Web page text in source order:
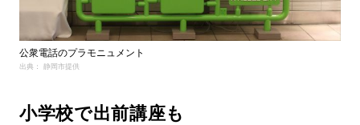
公衆電話のプラモニュメント
出典： 静岡市提供
小学校で出前講座も